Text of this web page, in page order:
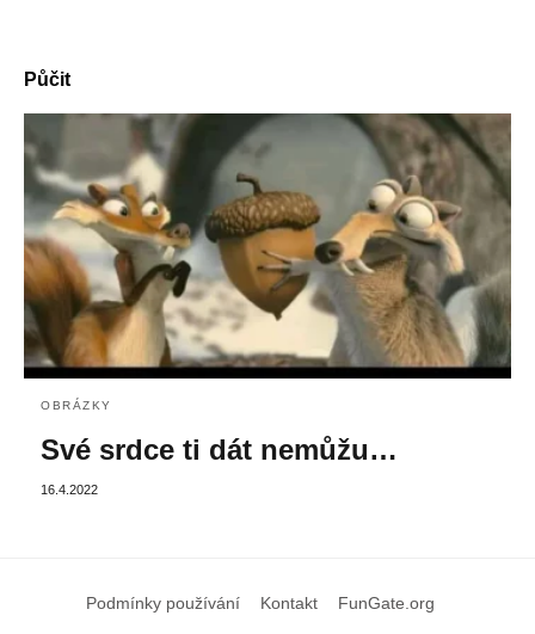
Půčit
OBRÁZKY
Své srdce ti dát nemůžu…
16.4.2022
Podmínky používání Kontakt FunGate.org